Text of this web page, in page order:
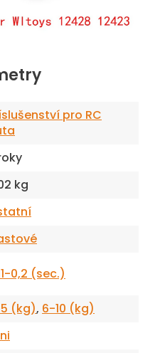
pro RC
kg
0,2 (sec.)
(kg), 6-10 (kg)